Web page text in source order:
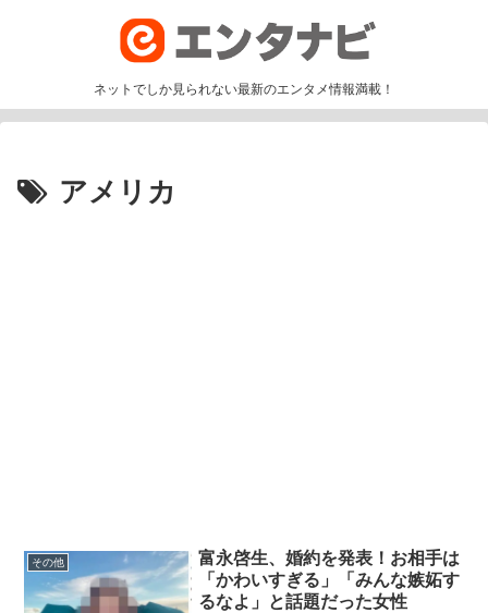
ネットでしか見られない最新のエンタメ情報満載！
アメリカ
その他
富永啓生、婚約を発表！お相手は
「かわいすぎる」「みんな嫉妬す
るなよ」と話題だった女性